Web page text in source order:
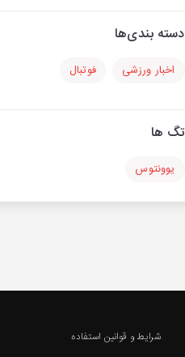
دسته بندی‌ها
اخبار ورزشی فوتبال
تگ ها
یوونتوس
شرایط و قوانین استفاده